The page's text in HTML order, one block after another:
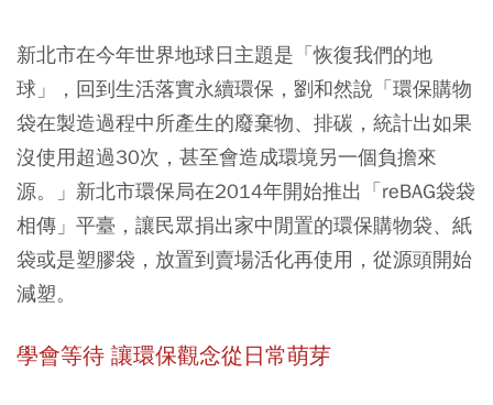
新北市在今年世界地球日主題是「恢復我們的地
球」，回到生活落實永續環保，劉和然說「環保購物
袋在製造過程中所產生的廢棄物、排碳，統計出如果
沒使用超過30次，甚至會造成環境另一個負擔來
源。」新北市環保局在2014年開始推出「reBAG袋袋
相傳」平臺，讓民眾捐出家中閒置的環保購物袋、紙
袋或是塑膠袋，放置到賣場活化再使用，從源頭開始
減塑。
學會等待 讓環保觀念從日常萌芽